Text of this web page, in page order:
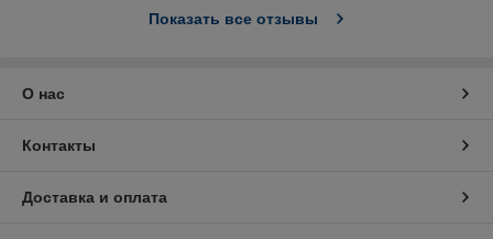
Показать все отзывы
О нас
Контакты
Доставка и оплата